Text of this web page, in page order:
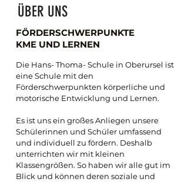
ÜBER UNS
FÖRDERSCHWERPUNKTE
KME UND LERNEN
Die Hans- Thoma- Schule in Oberursel ist
eine Schule mit den
Förderschwerpunkten körperliche und
motorische Entwicklung und Lernen.
Es ist uns ein großes Anliegen unsere
Schülerinnen und Schüler umfassend
und individuell zu fördern. Deshalb
unterrichten wir mit kleinen
Klassengrößen. So haben wir alle gut im
Blick und können deren soziale und